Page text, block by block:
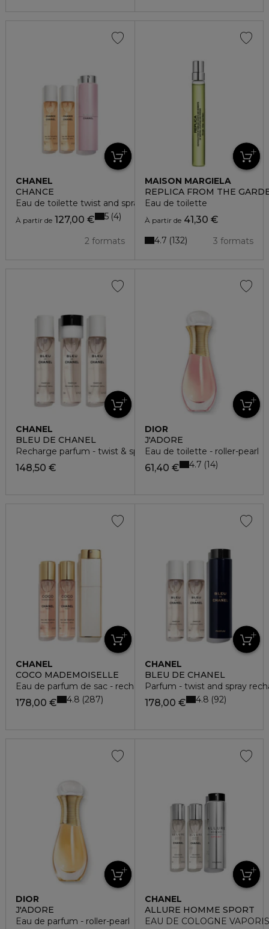
CHANEL
CHANCE
Eau de toilette twist and spray
À partir de 127,00 €
2 formats
5 4
MAISON MARGIELA
REPLICA FROM THE
Eau de toilette
À partir de41,30 €
3 formats
4.7 132
CHANEL
BLEU DE CHANEL
Recharge parfum - twist & spray
148,50 €
DIOR
J'ADORE
Eau de toilette - roller-pearl
61,40 € 4.7 14
CHANEL
COCO MADEMOISELLE
Eau de parfum de sac - recharge x3
178,00 € 4.8 287
CHANEL
BLEU DE CHANEL
Parfum - twist and spray
178,00 € 4.8 92
DIOR
J'ADORE
Eau de parfum - roller-pearl
CHANEL
ALLURE HOMME SPORT
EAU DE COLOGNE